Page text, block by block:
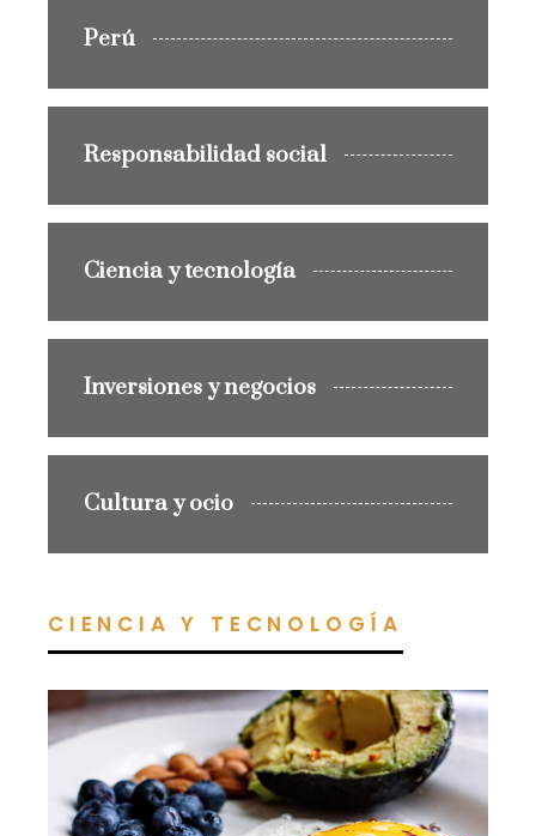
Perú
Responsabilidad social
Ciencia y tecnología
Inversiones y negocios
Cultura y ocio
CIENCIA Y TECNOLOGÍA